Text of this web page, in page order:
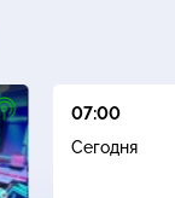
07:00
Сегодня